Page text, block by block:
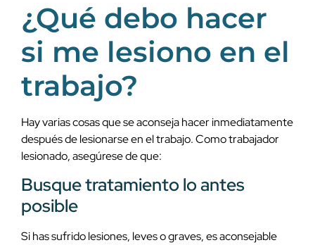
¿Qué debo hacer
si me lesiono en el
trabajo?
Hay varias cosas que se aconseja hacer inmediatamente
después de lesionarse en el trabajo. Como trabajador
lesionado, asegúrese de que:
Busque tratamiento lo antes
posible
Si has sufrido lesiones, leves o graves, es aconsejable